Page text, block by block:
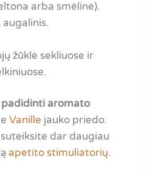
arba smėlinė).
augalinis.
žūklė sekliuose ir
padidinti aromato
Vanille jauko priedo.
dar daugiau
apetito stimuliatorių.